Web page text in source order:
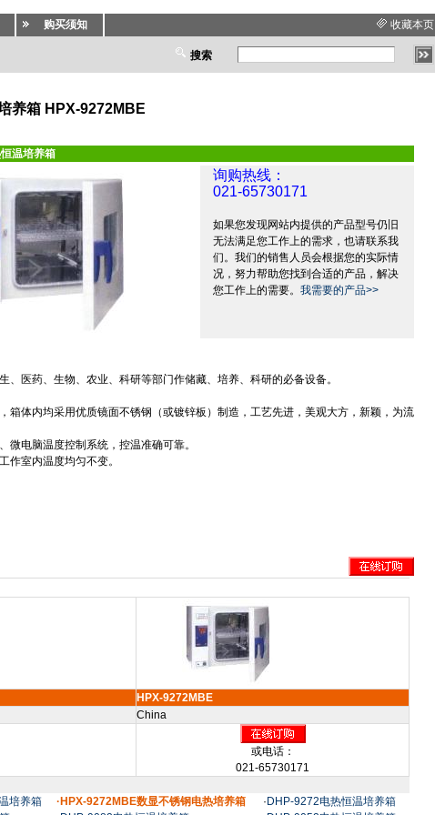
购买须知 收藏本页
搜索
养箱 HPX-9272MBE
温培养箱
询购热线：
021-65730171
如果您发现网站内提供的产品型号仍旧
无法满足您工作上的需求，也请联系我
们。我们的销售人员会根据您的实际情
况，努力帮助您找到合适的产品，解决
您工作上的需要。 我需要的产品>>
、医药、生物、农业、科研等部门作储藏、培养、科研的必备设备。
箱体内均采用优质镜面不锈钢（或镀锌板）制造，工艺先进，美观大方，新颖，为流
微电脑温度控制系统，控温准确可靠。
作室内温度均匀不变。
HPX-9272MBE
China
或电话：
021-65730171
培养箱 ·HPX-9272MBE数显不锈钢电热培养箱 · DHP-9272电热恒温培养箱